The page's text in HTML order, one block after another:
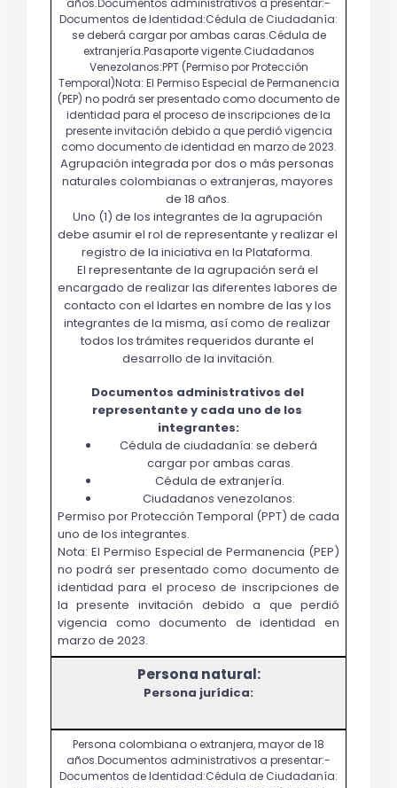
Agrupación integrada por dos o más personas
naturales colombianas o extranjeras, mayores
de 18 años.
Uno (1) de los integrantes de la agrupación
debe asumir el rol de representante y realizar el
registro de la iniciativa en la Plataforma.
El representante de la agrupación será el
encargado de realizar las diferentes labores de
contacto con el Idartes en nombre de las y los
integrantes de la misma, así como de realizar
todos los trámites requeridos durante el
desarrollo de la invitación.
Documentos administrativos del
representante y cada uno de los
integrantes:
Cédula de ciudadanía: se deberá
cargar por ambas caras.
Cédula de extranjería.
Ciudadanos venezolanos:
Permiso por Protección Temporal (PPT) de cada
uno de los integrantes.
Nota: El Permiso Especial de Permanencia (PEP)
no podrá ser presentado como documento de
identidad para el proceso de inscripciones de
la presente invitación debido a que perdió
vigencia como documento de identidad en
marzo de 2023.
Persona jurídica: